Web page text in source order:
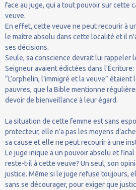
face au juge, qui a tout pouvoir sur cette
veuve.
En effet, cette veuve ne peut recourir à
le maître absolu dans cette localité et il
ses décisions.
Seule, sa conscience devrait lui rappeler
Seigneur avaient édictées dans l'Écriture:
“L’orphelin, l’immigré et la veuve”
pauvres, que la Bible mentionne
devoir de bienveillance à leur égard.
La situation de cette femme est sans
protecteur, elle n’a pas les moyens
sa cause et elle ne peut recourir à une
Le juge inique a un pouvoir absolu et
reste-t-il à cette veuve? Un seul, son
justice. Même si le juge refuse toujours,
sans se décourager, pour exiger que